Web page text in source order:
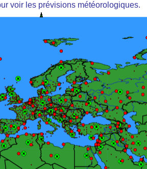
voir les prévisions météorologiques.